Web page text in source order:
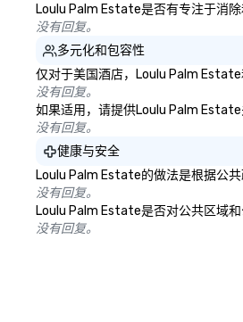
Loulu Palm Estate是否有专注于消
没有回复。
多元化和包容性
仅对于美国酒店，Loulu Palm
没有回复。
如果适用，请提供Loulu Palm
没有回复。
健康与安全
Loulu Palm Estate的做法是根据公
没有回复。
Loulu Palm Estate是否对公共区域
没有回复。